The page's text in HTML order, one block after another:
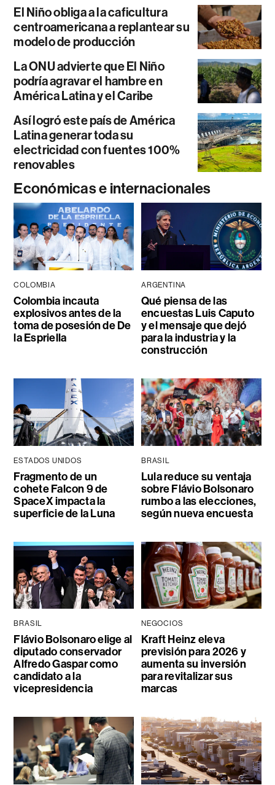
El Niño obliga a la caficultura
centroamericana a replantear su
modelo de producción
La ONU advierte que El Niño
podría agravar el hambre en
América Latina y el Caribe
Así logró este país de América
Latina generar toda su
electricidad con fuentes 100%
renovables
Económicas e internacionales
COLOMBIA
Colombia incauta
explosivos antes de la
toma de posesión de De
la Espriella
ARGENTINA
Qué piensa de las
encuestas Luis Caputo
y el mensaje que dejó
para la industria y la
construcción
ESTADOS UNIDOS
Fragmento de un
cohete Falcon 9 de
SpaceX impacta la
superficie de la Luna
BRASIL
Lula reduce su ventaja
sobre Flávio Bolsonaro
rumbo a las elecciones,
según nueva encuesta
BRASIL
Flávio Bolsonaro elige al
diputado conservador
Alfredo Gaspar como
candidato a la
vicepresidencia
NEGOCIOS
Kraft Heinz eleva
previsión para 2026 y
aumenta su inversión
para revitalizar sus
marcas